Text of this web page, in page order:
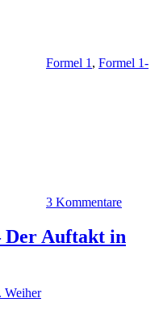
Formel 1, Formel 1-
3 Kommentare
Der Auftakt in
Weiher